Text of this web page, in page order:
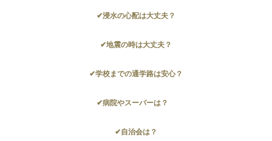
✔浸水の心配は大丈夫？
✔地震の時は大丈夫？
✔学校までの通学路は安心？
✔病院やスーパーは？
✔自治会は？